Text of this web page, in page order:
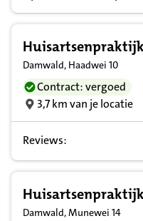
Damwald, Haadwei 10
Contract: vergoed
3,7 km van je locatie
Reviews:
Damwald, Munewei 14